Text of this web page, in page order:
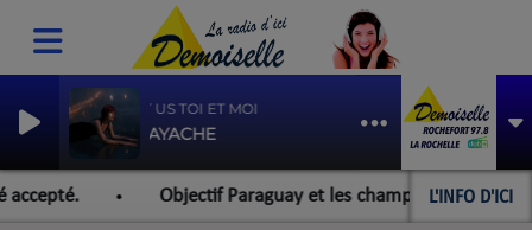
ABOUT US TOI ET MOI
JENN AYACHE
L'INFO D'ICI
Objectif Paraguay et les championnats du